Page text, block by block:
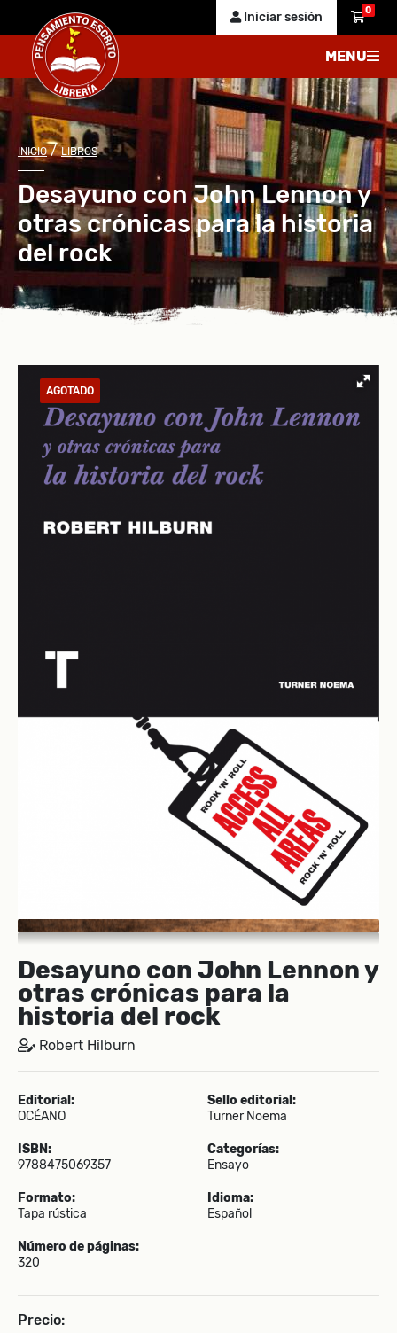
Iniciar sesión 0
MENU
INICIO/LIBROS
Desayuno con John Lennon y
otras crónicas para la historia
del rock
AGOTADO
Desayuno con John Lennon y
otras crónicas para la
historia del rock
Robert Hilburn
Editorial:
OCÉANO
Sello editorial:
Turner Noema
ISBN:
9788475069357
Categorías:
Ensayo
Formato:
Tapa rústica
Idioma:
Español
Número de páginas:
320
Precio: